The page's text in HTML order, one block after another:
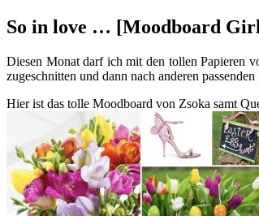
So in love … [Moodboard
Diesen Monat darf ich mit den tollen Papieren
zugeschnitten und dann nach anderen
Hier ist das tolle Moodboard von Zsoka samt